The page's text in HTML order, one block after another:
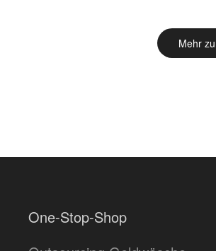
Mehr
One-Stop-Shop